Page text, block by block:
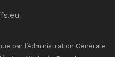
par l’Administration Générale